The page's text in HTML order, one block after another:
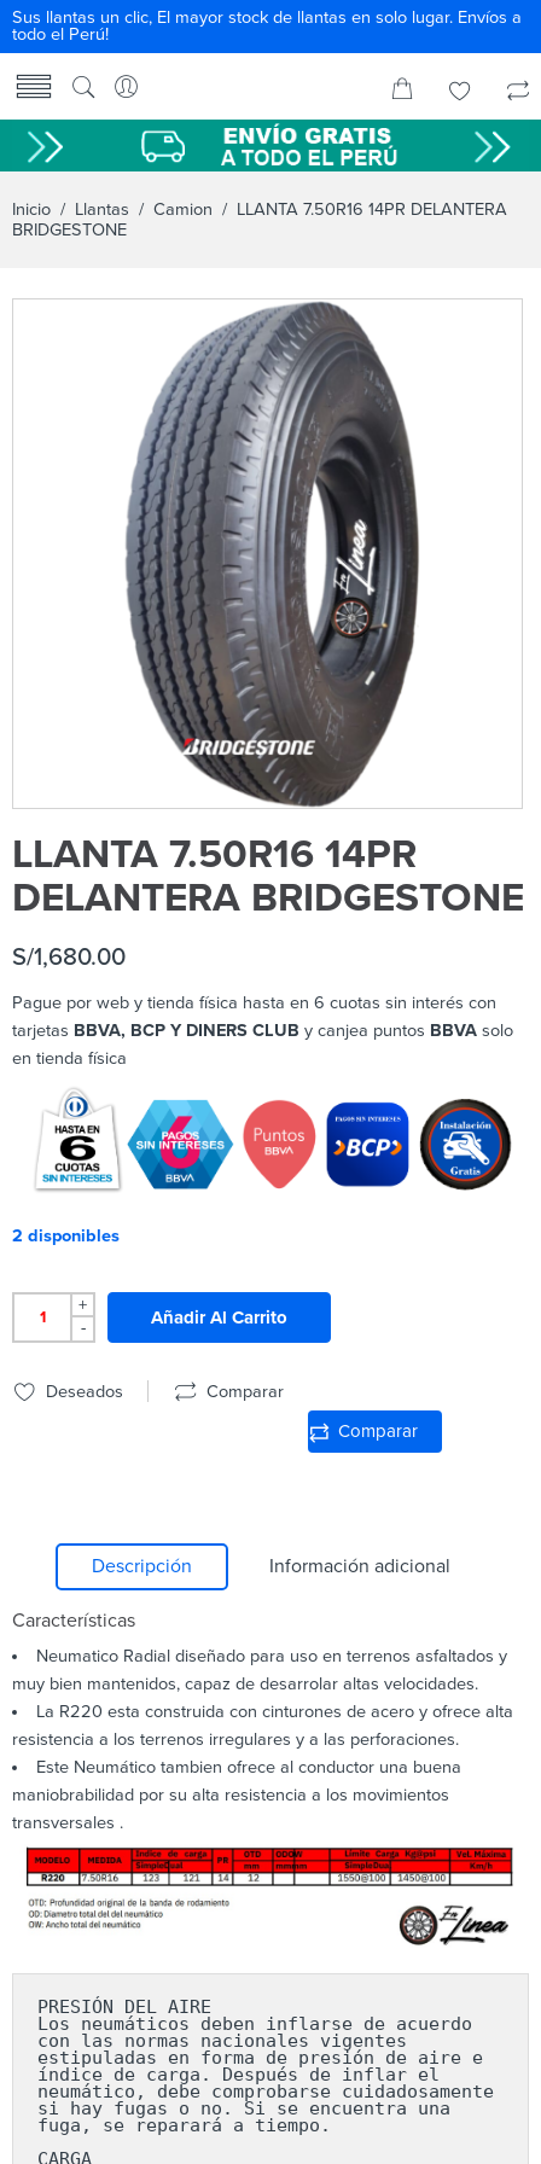
Sus llantas un clic, El mayor stock de llantas en solo lugar. Envíos a
todo el Perú!
Inicio / Llantas / Camion / LLANTA 7.50R16 14PR DELANTERA
BRIDGESTONE
LLANTA 7.50R16 14PR
DELANTERA BRIDGESTONE
S/1,680.00
Pague por web y tienda física hasta en 6 cuotas sin interés con
tarjetas BBVA, BCP Y DINERS CLUB y canjea puntos BBVA solo
en tienda física
2 disponibles
+
-
Añadir Al Carrito
Deseados Comparar
Comparar
Descripción Información adicional
Características
Neumatico Radial diseñado para uso en terrenos asfaltados y
muy bien mantenidos, capaz de desarrolar altas velocidades.
La R220 esta construida con cinturones de acero y ofrece alta
resistencia a los terrenos irregulares y a las perforaciones.
Este Neumático tambien ofrece al conductor una buena
maniobrabilidad por su alta resistencia a los movimientos
transversales .
PRESIÓN DEL AIRE
Los neumáticos deben inflarse de acuerdo
con las normas nacionales vigentes
estipuladas en forma de presión de aire e
índice de carga. Después de inflar el
neumático, debe comprobarse cuidadosamente
si hay fugas o no. Si se encuentra una
fuga, se reparará a tiempo.
CARGA